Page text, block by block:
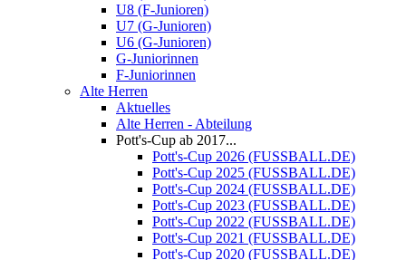
U8 (F-Junioren)
U7 (G-Junioren)
U6 (G-Junioren)
G-Juniorinnen
F-Juniorinnen
Alte Herren
Aktuelles
Alte Herren - Abteilung
Pott's-Cup ab 2017...
Pott's-Cup 2026 (FUSSBALL.DE)
Pott's-Cup 2025 (FUSSBALL.DE)
Pott's-Cup 2024 (FUSSBALL.DE)
Pott's-Cup 2023 (FUSSBALL.DE)
Pott's-Cup 2022 (FUSSBALL.DE)
Pott's-Cup 2021 (FUSSBALL.DE)
Pott's-Cup 2020 (FUSSBALL.DE)